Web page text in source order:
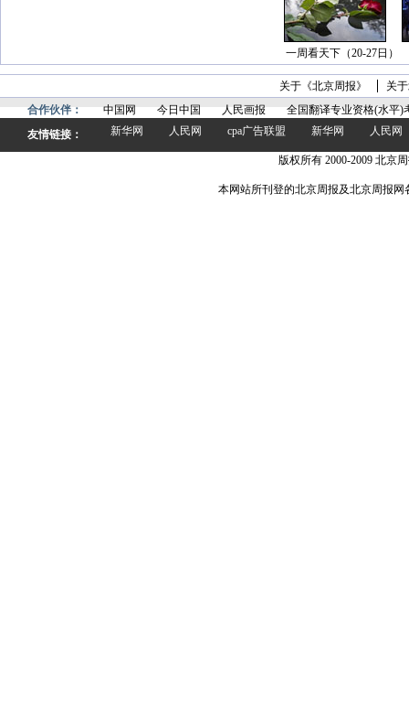
一周看天下（20-27日）
关于《北京周报》
关
合作伙伴：
中国网 今日中国 人民画报
全国翻译专业资格(水平)
友情链接：
新华网 人民网 cpa广告联盟 新华网 人民网
版权所有 2000-2009 北京
本网站所刊登的北京周报及北京周报